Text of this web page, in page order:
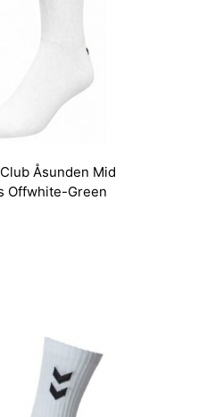
Åsunden Mid
Offwhite-Green